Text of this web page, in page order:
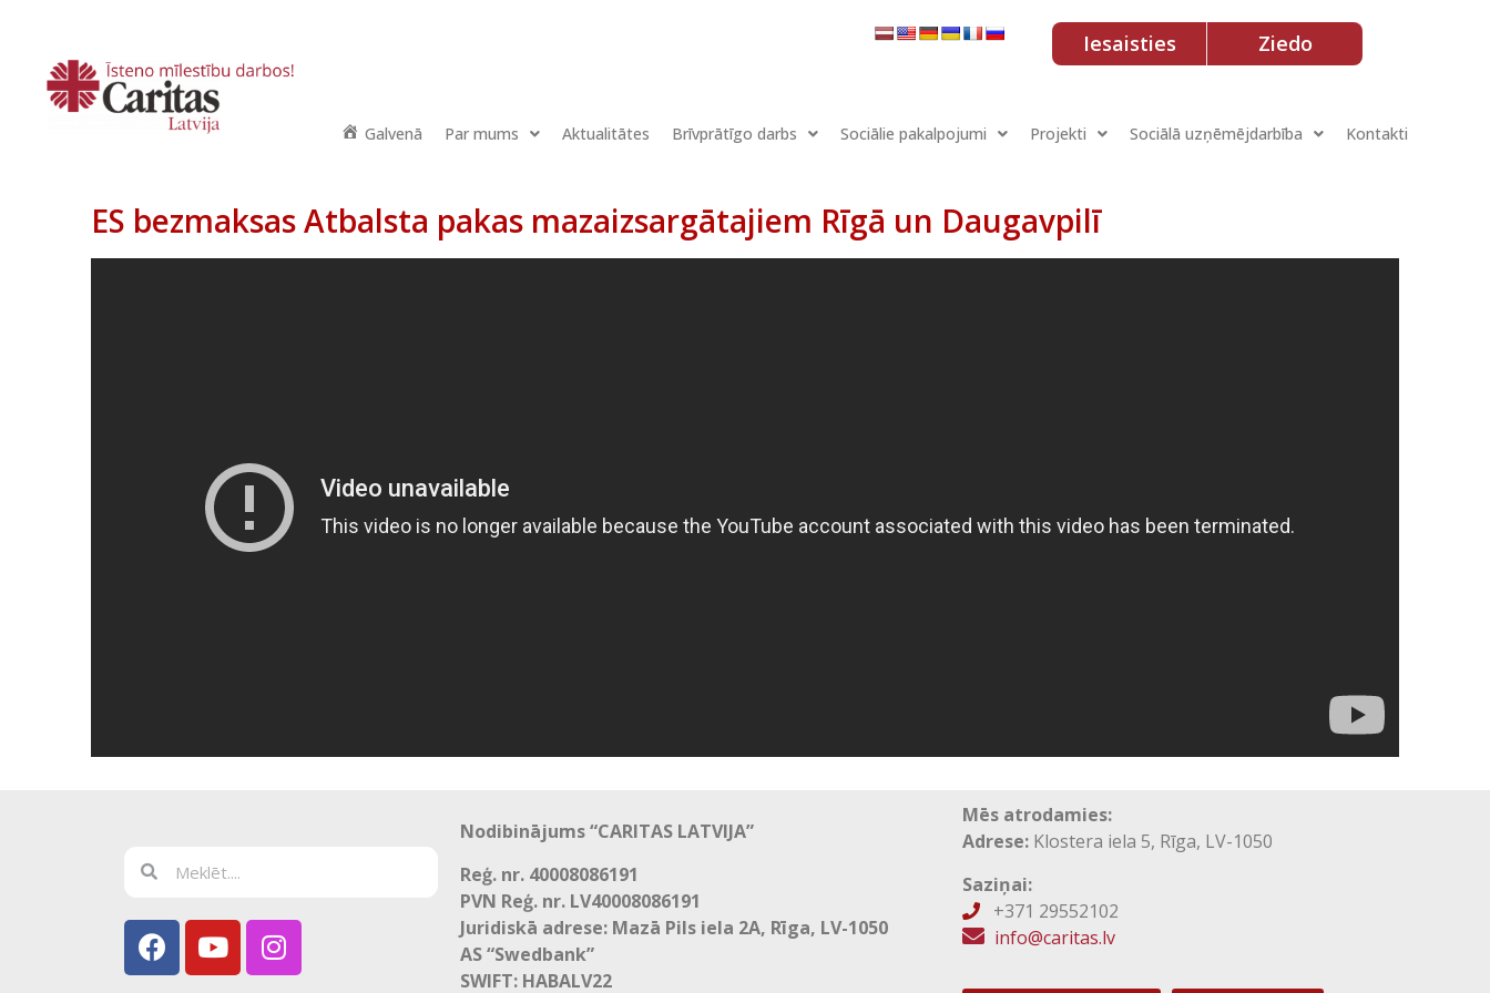
Iesaisties Ziedo
Galvenā Par mums Aktualitātes Brīvprātīgo darbs Sociālie pakalpojumi Projekti Sociālā uzņēmējdarbība Kontakti
ES bezmaksas Atbalsta pakas mazaizsargātajiem Rīgā un Daugavpilī
Nodibinājums “CARITAS LATVIJA”
Reģ. nr. 40008086191
PVN Reģ. nr. LV40008086191
Juridiskā adrese: Mazā Pils iela 2A, Rīga, LV-1050
AS “Swedbank”
SWIFT: HABALV22
Mēs atrodamies:
Adrese: Klostera iela 5, Rīga, LV-1050
Saziņai:
+371 29552102
 info@caritas.lv